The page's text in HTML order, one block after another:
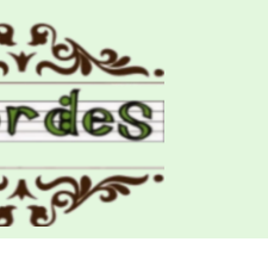
Resina Cello Kolstein KR-